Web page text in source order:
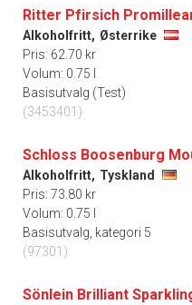
Ritter Pfirsich
Alkoholfritt, Østerrike
Pris: 62.70 kr
Volum: 0.75 l
Basisutvalg (Test)
(3453401)
Schloss Boosenburg
Alkoholfritt, Tyskland
Pris: 73.80 kr
Volum: 0.75 l
Basisutvalg, kategori 5
(97301)
Sönlein Brilliant